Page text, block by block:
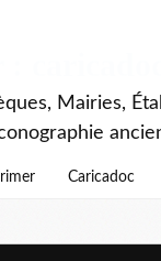
Mairies,
Caricadoc